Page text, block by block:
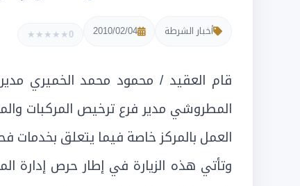
أخبار الشرطة 2010/02/04
★ ★ ★ ★ ★ 0
قام العقيد / محمود محمد الخميري
المطروشي مدير فرع ترخيص المركبات
العمل بالمركز خاصة فيما يتعلق بخدمات
وتأتي هذه الزيارة في إطار حرص إدارة